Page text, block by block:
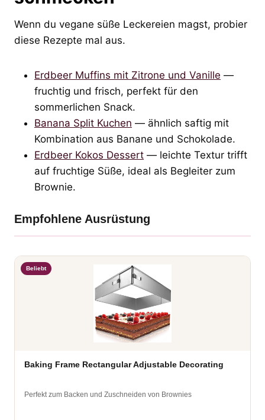
Wenn du vegane süße Leckereien magst, probier
diese Rezepte mal aus.
Erdbeer Muffins mit Zitrone und Vanille —
fruchtig und frisch, perfekt für den
sommerlichen Snack.
Banana Split Kuchen — ähnlich saftig mit
Kombination aus Banane und Schokolade.
Erdbeer Kokos Dessert — leichte Textur trifft
auf fruchtige Süße, ideal als Begleiter zum
Brownie.
Empfohlene Ausrüstung
Beliebt
Baking Frame Rectangular Adjustable Decorating
Perfekt zum Backen und Zuschneiden von Brownies